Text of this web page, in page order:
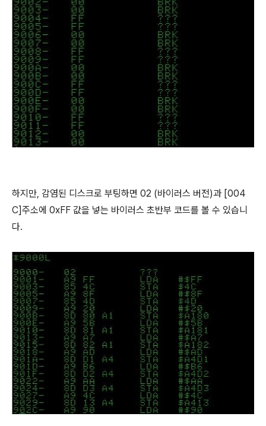
하지만, 감염된 디스크로 부팅하면 02 (바이러스 버전)과 [004
C]주소에 0xFF 값을 넣는 바이러스 초반부 코드를 볼 수 있습니
다.